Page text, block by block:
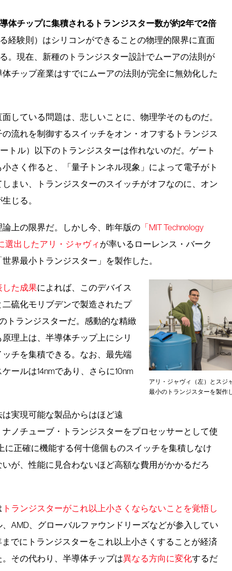
体チップに集積されるトランジスター数が約2年で2倍
経験則）はシリコンができることの物理的限界に直面
。現在、新種のトランジスター設計でムーアの法則が
チップ産業はすでにムーアの法則が完全に無効化した
している問題は、悲しいことに、物理学そのものだ。
流れを制御するスイッチをオン・オフするトランジス
トル）以下のトランジスターは作れないのだ。ゲート
さく作ると、「量子トンネル現象」によって電子がト
まい、トランジスターのスイッチがオフなのに、オン
じる。
上の限界だ。しかし今、昨年版の 「MIT Technology
選出したアリ・ジャヴィ が率いるローレンス・バーク
界最小トランジスター」を製作した。
アリ・ジャヴィ（左）とスジ
最小のトランジスターを製作
た成果によれば、このデバイス
硫化モリブデンで製造されたプ
トランジスターだ。感動的な精緻
理上は、半導体チップ上にシリ
チを集積できる。なお、最先端
ールは14nmであり、さらに10nm
実現可能な製品からはほど遠
ノチューブ・トランジスターをプロセッサーとして使
に正確に機能する何十億個ものスイッチを集積しなけ
が、性能に見合わないほど高額な費用がかかるだろ
トランジスターがこれ以上小さくならないことを覚悟し
AMD、グローバルファウンドリーズなどが参入してい
でにトランジスターをこれ以上小さくすることが経済
その代わり、半導体チップは異なる方向に変化するだ